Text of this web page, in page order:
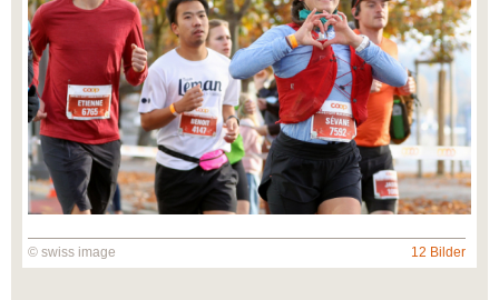
© swiss image 12 Bilder